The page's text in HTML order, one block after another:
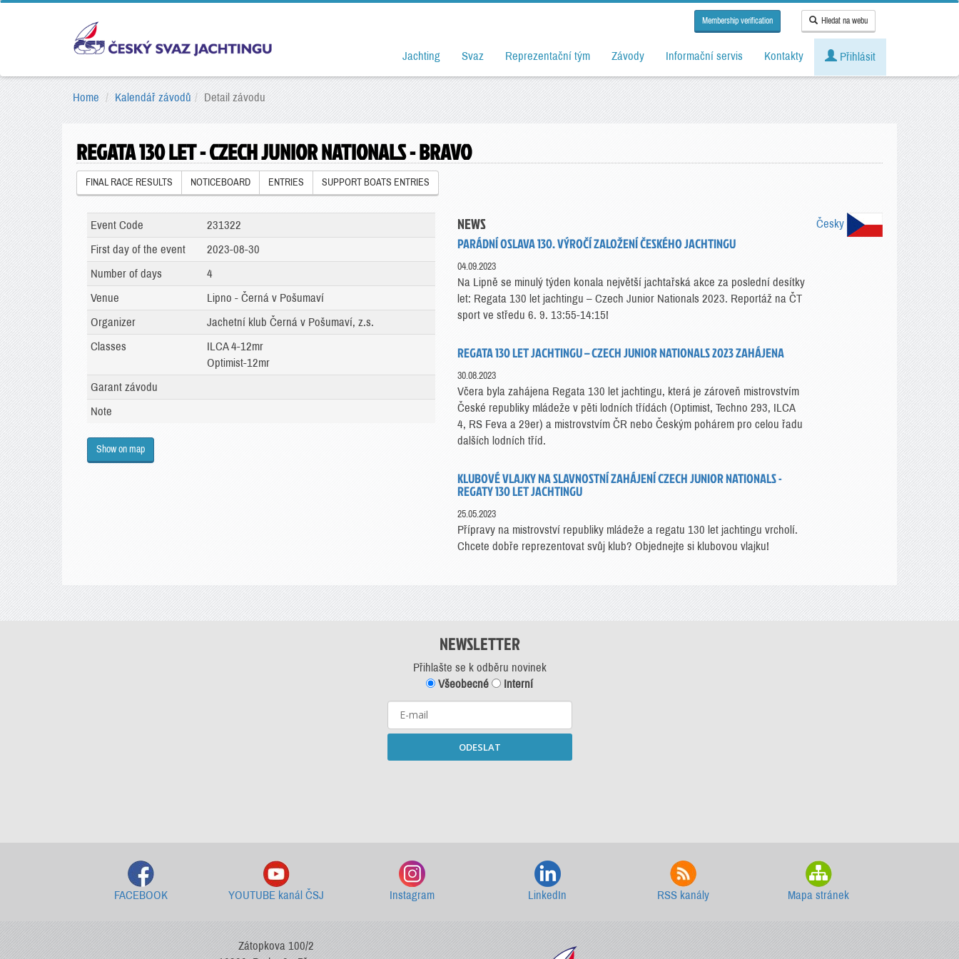
Membership verification Hledat na webu
Jachting Svaz Reprezentační tým Závody Informační servis Kontakty Přihlásit
Home Kalendář závodů Detail závodu
REGATA 130 LET - CZECH JUNIOR NATIONALS - BRAVO
FINAL RACE RESULTS NOTICEBOARD ENTRIES SUPPORT BOATS ENTRIES
Česky
Event Code
231322
First day of the event
2023-08-30
Number of days
4
Venue
Lipno - Černá v Pošumaví
Organizer
Jachetní klub Černá v Pošumaví, z.s.
Classes
ILCA 4-12mr
Optimist-12mr
Garant závodu
Note
Show on map
NEWS
PARÁDNÍ OSLAVA 130. VÝROČÍ ZALOŽENÍ ČESKÉHO JACHTINGU
04.09.2023
Na Lipně se minulý týden konala největší jachtařská akce za poslední desítky
let: Regata 130 let jachtingu – Czech Junior Nationals 2023. Reportáž na ČT
sport ve středu 6. 9. 13:55-14:15!
REGATA 130 LET JACHTINGU – CZECH JUNIOR NATIONALS 2023 ZAHÁJENA
30.08.2023
Včera byla zahájena Regata 130 let jachtingu, která je zároveň mistrovstvím
České republiky mládeže v pěti lodních třídách (Optimist, Techno 293, ILCA
4, RS Feva a 29er) a mistrovstvím ČR nebo Českým pohárem pro celou řadu
dalších lodních tříd.
KLUBOVÉ VLAJKY NA SLAVNOSTNÍ ZAHÁJENÍ CZECH JUNIOR NATIONALS -
REGATY 130 LET JACHTINGU
25.05.2023
Přípravy na mistrovství republiky mládeže a regatu 130 let jachtingu vrcholí.
Chcete dobře reprezentovat svůj klub? Objednejte si klubovou vlajku!
NEWSLETTER
Přihlašte se k odběru novinek
Všeobecné
Interní
ODESLAT
FACEBOOK YOUTUBE kanál ČSJ Instagram LinkedIn RSS kanály Mapa stránek
Zátopkova 100/2